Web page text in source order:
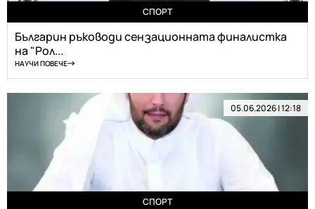
СПОРТ
Българин ръководи сензационната финалистка
на "Рол...
НАУЧИ ПОВЕЧЕ
05.06.2026 | 12:18
СПОРТ